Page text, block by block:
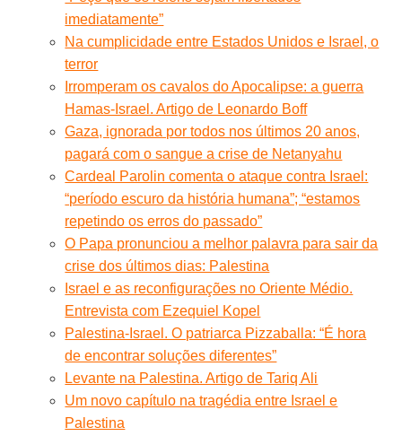
imediatamente”
Na cumplicidade entre Estados Unidos e Israel, o
terror
Irromperam os cavalos do Apocalipse: a guerra
Hamas-Israel. Artigo de Leonardo Boff
Gaza, ignorada por todos nos últimos 20 anos,
pagará com o sangue a crise de Netanyahu
Cardeal Parolin comenta o ataque contra Israel:
“período escuro da história humana”; “estamos
repetindo os erros do passado”
O Papa pronunciou a melhor palavra para sair da
crise dos últimos dias: Palestina
Israel e as reconfigurações no Oriente Médio.
Entrevista com Ezequiel Kopel
Palestina-Israel. O patriarca Pizzaballa: “É hora
de encontrar soluções diferentes”
Levante na Palestina. Artigo de Tariq Ali
Um novo capítulo na tragédia entre Israel e
Palestina